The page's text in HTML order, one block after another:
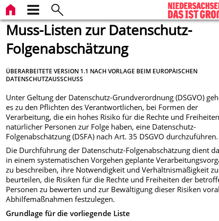
Muss-Listen zur Datenschutz-
Folgenabschätzung
ÜBERARBEITETE VERSION 1.1 NACH VORLAGE BEIM EUROPÄISCHEN
DATENSCHUTZAUSSCHUSS
Unter Geltung der Datenschutz-Grundverordnung (DSGVO)
es zu den Pflichten des Verantwortlichen, bei Formen der
Verarbeitung, die ein hohes Risiko für die Rechte und
natürlicher Personen zur Folge haben, eine Datenschutz-
Folgenabschätzung (DSFA) nach Art. 35 DSGVO durchzuführen.
Die Durchführung der Datenschutz-Folgenabschätzung dient
in einem systematischen Vorgehen geplante
zu beschreiben, ihre Notwendigkeit und Verhältnismäßigkeit zu
beurteilen, die Risiken für die Rechte und Freiheiten der
Personen zu bewerten und zur Bewältigung dieser Risiken
Abhilfemaßnahmen festzulegen.
Grundlage für die vorliegende Liste